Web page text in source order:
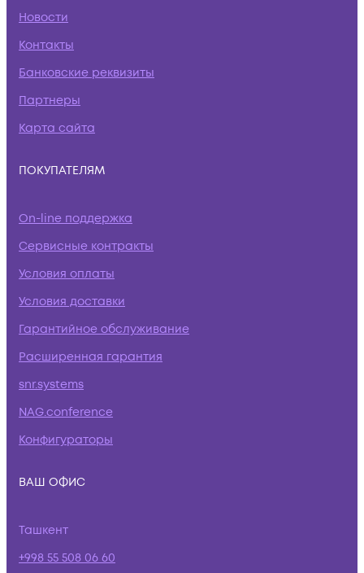
Новости
Контакты
Банковские реквизиты
Партнеры
Карта сайта
ПОКУПАТЕЛЯМ
On-line поддержка
Сервисные контракты
Условия оплаты
Условия доставки
Гарантийное обслуживание
Расширенная гарантия
snr.systems
NAG.conference
Конфигураторы
ВАШ ОФИС
Ташкент
+998 55 508 06 60